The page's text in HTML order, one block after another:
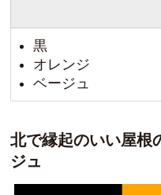
黒
オレンジ
ベージュ
北で縁起のいい屋根
ジュ